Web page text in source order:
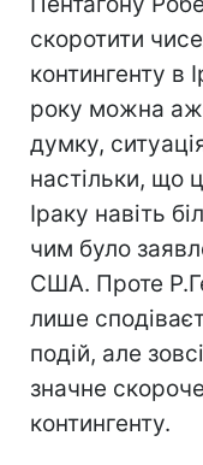
скоротити
контингенту в
року можна
думку,
настільки, що
Іраку навіть
чим було
США. Проте
лише
подій, але
значне
контингенту.